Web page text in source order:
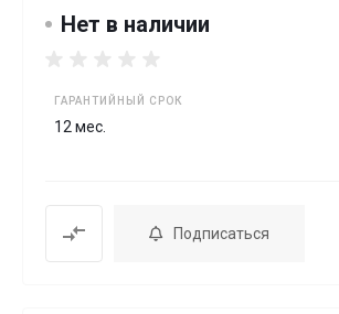
Нет в наличии
ГАРАНТИЙНЫЙ СРОК
12 мес.
Подписаться